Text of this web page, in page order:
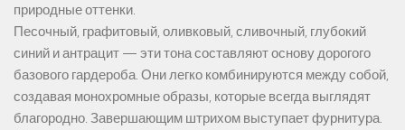
природные оттенки.
Песочный, графитовый, оливковый, сливочный, глубокий
синий и антрацит — эти тона составляют основу дорогого
базового гардероба. Они легко комбинируются между собой,
создавая монохромные образы, которые всегда выглядят
благородно. Завершающим штрихом выступает фурнитура.